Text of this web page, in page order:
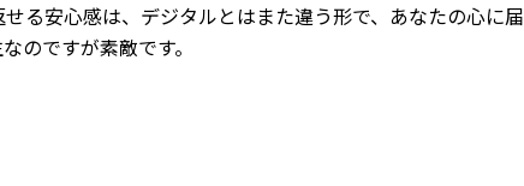
る安心感は、デジタルとはまた違う形で、あなたの心に届
のですが素敵です。